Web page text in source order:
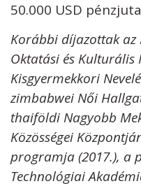
50.000 USD
Korábbi díjazottak az
Oktatási és
Kisgyermekkori
zimbabwei Női
thaiföldi Nagyobb
Közösségei
programja (2017.), a
Technológiai